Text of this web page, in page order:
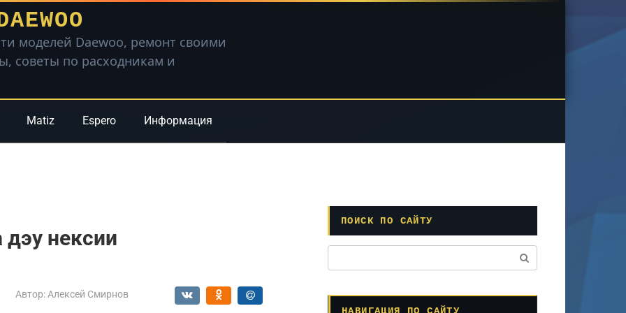
моделей Daewoo, ремонт своими
советы по расходникам и
Matiz Espero Информация
дэу нексии
Автор: Алексей Смирнов
ПОИСК ПО САЙТУ